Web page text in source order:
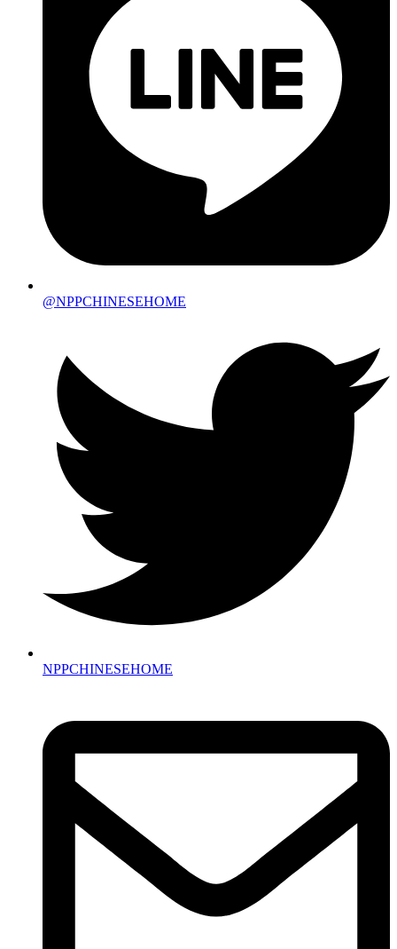
@NPPCHINESEHOME
NPPCHINESEHOME